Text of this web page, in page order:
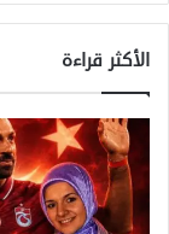
الأكثر قراءة